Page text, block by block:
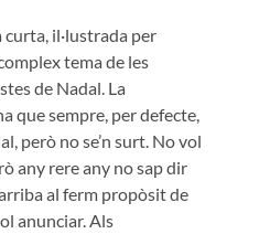
curta, il·lustrada per
tema de les
de Nadal. La
que sempre, per defecte,
però no se’n surt. No vol
any rere any no sap dir
al ferm propòsit de
anunciar. Als